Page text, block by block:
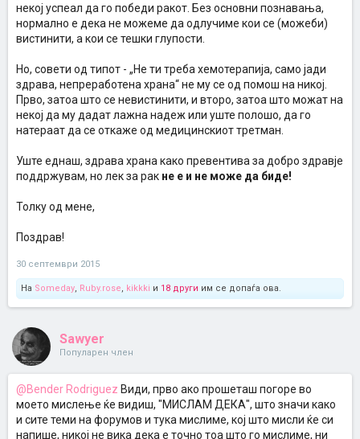
некој успеал да го победи ракот. Без основни познавања,
нормално е дека не можеме да одлучиме кои се (можеби)
вистинити, а кои се тешки глупости.
Но, совети од типот - „Не ти треба хемотерапија, само јади
здрава, непреработена храна“ не му се од помош на никој.
Прво, затоа што се невистинити, и второ, затоа што можат на
некој да му дадат лажна надеж или уште полошо, да го
натераат да се откаже од медицинскиот третман.
Уште еднаш, здрава храна како превентива за добро здравје
поддржувам, но лек за рак не е и не може да биде!
Толку од мене,
Поздрав!
30 септември 2015
На Someday, Ruby.rose, kikkki и 18 други им се допаѓа ова.
Sawyer
Популарен член
@Bender Rodriguez Види, прво ако прошеташ погоре во
моето мислење ќе видиш, "МИСЛАМ ДЕКА", што значи како
и сите теми на форумов и тука мислиме, кој што мисли ќе си
напише, никој не вика дека е точно тоа што го мислиме, ни